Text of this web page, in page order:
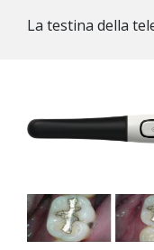
La testina della